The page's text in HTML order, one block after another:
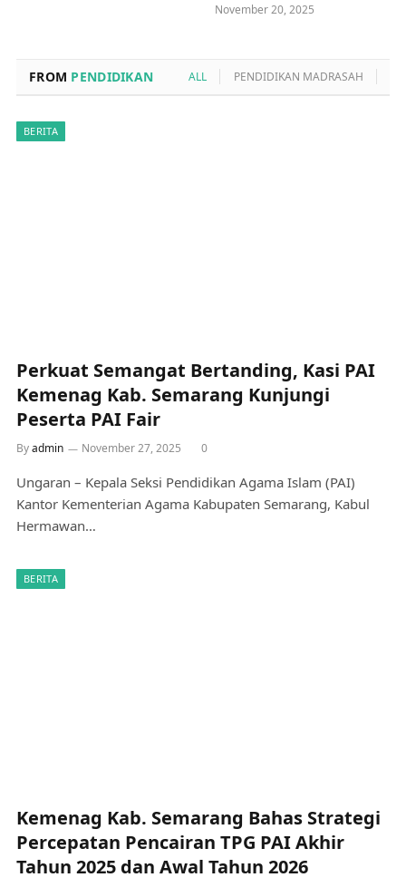
November 20, 2025
FROM PENDIDIKAN ALL PENDIDIKAN MADRASAH
BERITA
Perkuat Semangat Bertanding, Kasi PAI
Kemenag Kab. Semarang Kunjungi
Peserta PAI Fair
Byadmin November 27, 2025 0
Ungaran – Kepala Seksi Pendidikan Agama Islam (PAI)
Kantor Kementerian Agama Kabupaten Semarang, Kabul
Hermawan…
BERITA
Kemenag Kab. Semarang Bahas Strategi
Percepatan Pencairan TPG PAI Akhir
Tahun 2025 dan Awal Tahun 2026